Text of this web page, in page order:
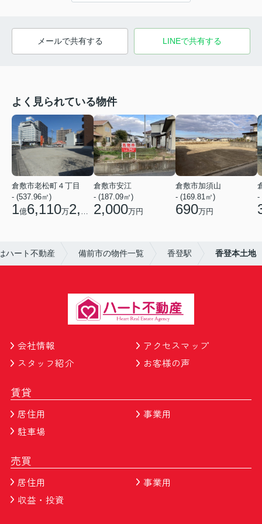
メールで共有する LINEで共有する
よく見られている物件
倉敷市老松町４丁目
- (537.96㎡)
1億6,110万2,700 円
倉敷市安江
- (187.09㎡)
2,000万円
倉敷市加須山
- (169.81㎡)
690万円
-
ハート不動産 備前市の物件一覧 香登駅 香登本土地
会社情報
アクセスマップ
スタッフ紹介
お客様の声
賃貸
居住用
事業用
駐車場
売買
居住用
事業用
収益・投資